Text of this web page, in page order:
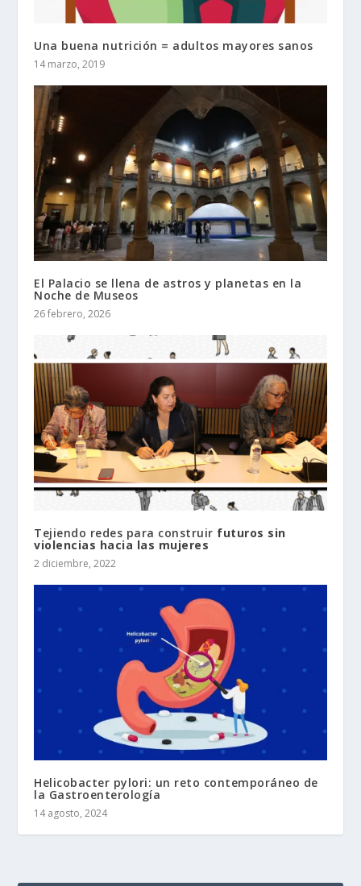
Una buena nutrición = adultos mayores sanos
14 marzo, 2019
El Palacio se llena de astros y planetas en la
Noche de Museos
26 febrero, 2026
Tejiendo redes para construir futuros sin
violencias hacia las mujeres
2 diciembre, 2022
Helicobacter pylori: un reto contemporáneo de
la Gastroenterología
14 agosto, 2024